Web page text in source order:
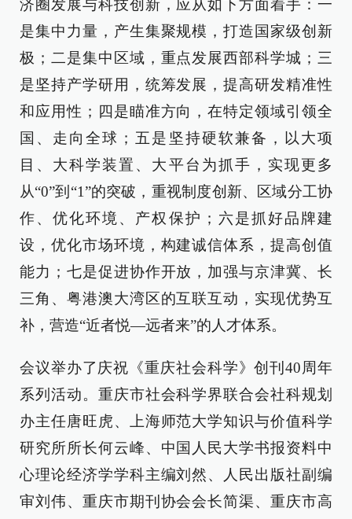
济圈发展与科技创新，应从如下方面着手：一
是集中力量，产生集聚规模，打造国家级创新
极；二是集中区域，重点发展西部科学城；三
是坚持产学研用，统筹发展，提高研发精准性
和应用性；四是瞄准方向，在特定领域引领全
国、走向全球；五是坚持硬软兼备，以大项
目、大科学装置、大平台为抓手，实现更多
从“0”到“1”的突破，重视制度创新、区域分工协
作、优化环境、产权保护；六是抓好品牌建
设，优化市场环境，构建诚信体系，提高创值
能力；七是促进协作开放，加强与京津冀、长
三角、粤港澳大湾区的互联互动，实现优势互
补，营造“近者悦—远者来”的人才体系。
会议举办了庆祝《重庆社会科学》创刊40周年
系列活动。重庆市社会科学界联合会社科规划
办主任唐旺虎、上海师范大学知识与价值科学
研究所所长何云峰、中国人民大学书报资料中
心理论经济学学科主编刘然、人民出版社副编
审刘伟、重庆市期刊协会会长简渠、重庆市高